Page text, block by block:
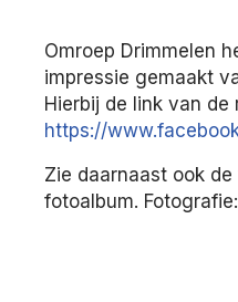
Omroep Drimmelen
impressie gemaakt
Hierbij de link van de
https://
Zie daarnaast ook
fotoalbum.